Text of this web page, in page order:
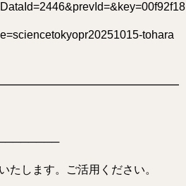
tohara
します。ご活用ください。